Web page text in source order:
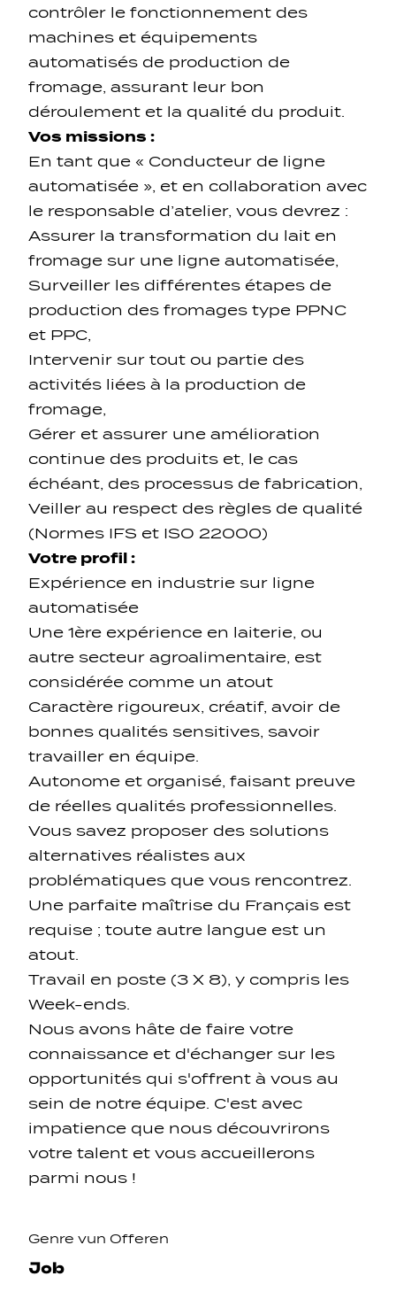
contrôler le fonctionnement des
machines et équipements
automatisés de production de
fromage, assurant leur bon
déroulement et la qualité du produit.
Vos missions :
En tant que « Conducteur de ligne
automatisée », et en collaboration avec
le responsable d’atelier, vous devrez :
Assurer la transformation du lait en
fromage sur une ligne automatisée,
Surveiller les différentes étapes de
production des fromages type PPNC
et PPC,
Intervenir sur tout ou partie des
activités liées à la production de
fromage,
Gérer et assurer une amélioration
continue des produits et, le cas
échéant, des processus de fabrication,
Veiller au respect des règles de qualité
(Normes IFS et ISO 22000)
Votre profil :
Expérience en industrie sur ligne
automatisée
Une 1ère expérience en laiterie, ou
autre secteur agroalimentaire, est
considérée comme un atout
Caractère rigoureux, créatif, avoir de
bonnes qualités sensitives, savoir
travailler en équipe.
Autonome et organisé, faisant preuve
de réelles qualités professionnelles.
Vous savez proposer des solutions
alternatives réalistes aux
problématiques que vous rencontrez.
Une parfaite maîtrise du Français est
requise ; toute autre langue est un
atout.
Travail en poste (3 X 8), y compris les
Week-ends.
Nous avons hâte de faire votre
connaissance et d'échanger sur les
opportunités qui s'offrent à vous au
sein de notre équipe. C'est avec
impatience que nous découvrirons
votre talent et vous accueillerons
parmi nous !
Genre vun Offeren
Job